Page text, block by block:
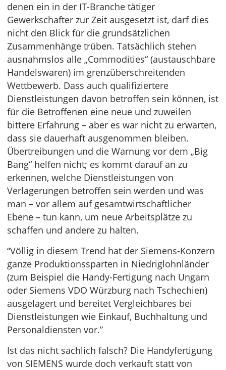
denen ein in der IT-Branche tätiger
Gewerkschafter zur Zeit ausgesetzt ist, darf dies
nicht den Blick für die grundsätzlichen
Zusammenhänge trüben. Tatsächlich stehen
ausnahmslos alle „Commodities“ (austauschbare
Handelswaren) im grenzüberschreitenden
Wettbewerb. Dass auch qualifiziertere
Dienstleistungen davon betroffen sein können, ist
für die Betroffenen eine neue und zuweilen
bittere Erfahrung – aber es war nicht zu erwarten,
dass sie dauerhaft ausgenommen bleiben.
Übertreibungen und die Warnung vor dem „Big
Bang“ helfen nicht; es kommt darauf an zu
erkennen, welche Dienstleistungen von
Verlagerungen betroffen sein werden und was
man – vor allem auf gesamtwirtschaftlicher
Ebene – tun kann, um neue Arbeitsplätze zu
schaffen und andere zu halten.
“Völlig in diesem Trend hat der Siemens-Konzern
ganze Produktionssparten in Niedriglohnländer
(zum Beispiel die Handy-Fertigung nach Ungarn
oder Siemens VDO Würzburg nach Tschechien)
ausgelagert und bereitet Vergleichbares bei
Dienstleistungen wie Einkauf, Buchhaltung und
Personaldiensten vor.”
Ist das nicht sachlich falsch? Die Handyfertigung
von SIEMENS wurde doch verkauft statt von